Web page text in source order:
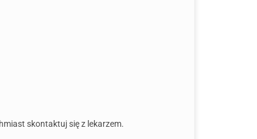
skontaktuj się z lekarzem.